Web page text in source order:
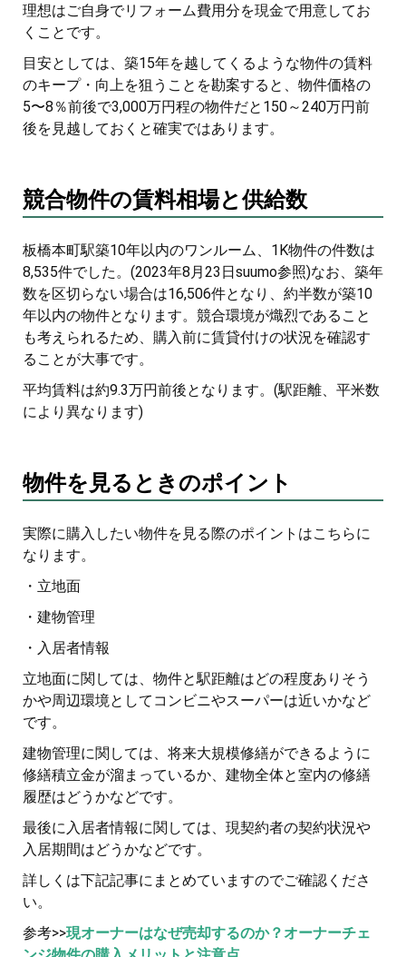
理想はご自身でリフォーム費用分を現金で用意してお
くことです。
目安としては、築15年を越してくるような物件の賃料
のキープ・向上を狙うことを勘案すると、物件価格の
5〜8％前後で3,000万円程の物件だと150～240万円前
後を見越しておくと確実ではあります。
競合物件の賃料相場と供給数
板橋本町駅築10年以内のワンルーム、1K物件の件数は
8,535件でした。(2023年8月23日suumo参照)なお、築年
数を区切らない場合は16,506件となり、約半数が築10
年以内の物件となります。競合環境が熾烈であること
も考えられるため、購入前に賃貸付けの状況を確認す
ることが大事です。
平均賃料は約9.3万円前後となります。(駅距離、平米数
により異なります)
物件を見るときのポイント
実際に購入したい物件を見る際のポイントはこちらに
なります。
・立地面
・建物管理
・入居者情報
立地面に関しては、物件と駅距離はどの程度ありそう
かや周辺環境としてコンビニやスーパーは近いかなど
です。
建物管理に関しては、将来大規模修繕ができるように
修繕積立金が溜まっているか、建物全体と室内の修繕
履歴はどうかなどです。
最後に入居者情報に関しては、現契約者の契約状況や
入居期間はどうかなどです。
詳しくは下記記事にまとめていますのでご確認くださ
い。
参考>>現オーナーはなぜ売却するのか？オーナーチェ